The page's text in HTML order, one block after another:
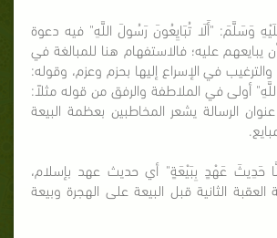
وَسَلَّمَ: "أَلَا تُبَايِعُونَ رَسُولَ اللَّهِ" فيه دعوة
يبايعهم عليه؛ فالاستفهام هنا للمبالغة في
في الإسراع إليها بحزم وعزم، وقوله:
أولى في الملاطفة والرفق من قوله مثلاً:
عنوان الرسالة يشعر المخاطبين بعظمة البيعة
حَدِيثَ عَهْدٍ بِبَيْعَةٍ" أي حديث عهد بإسلام،
العقبة الثانية قبل البيعة على الهجرة وبيعة